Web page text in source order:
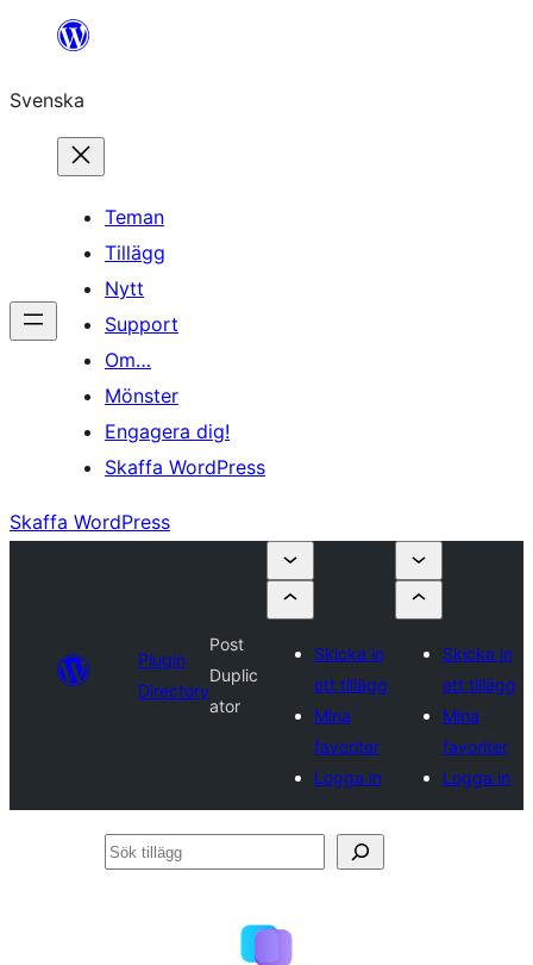
Hoppa
innehåll
Svenska
Teman
Tillägg
Nytt
Support
Om…
Mönster
Engagera dig!
Skaffa WordPress
Skaffa WordPress
Plugin
Directory
Post
Duplic
ator
Skicka in
ett tillägg
Mina
favoriter
Logga in
Skicka in
ett tillägg
Mina
favoriter
Logga in
Sök